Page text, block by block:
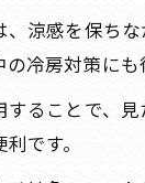
涼感を保ち
冷房対策にも
ることで、
です。